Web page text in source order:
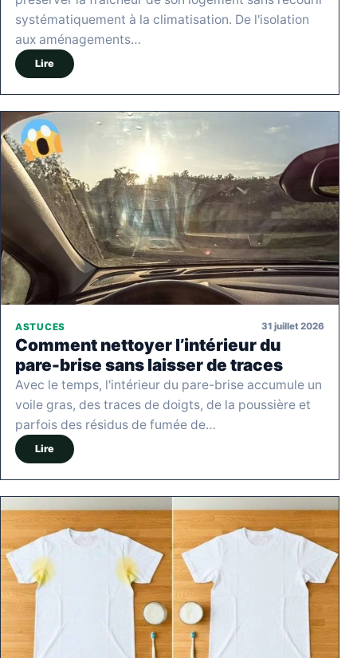
systématiquement à la climatisation. De l'isolation
aux aménagements…
Lire
ASTUCES 31 juillet 2026
Comment nettoyer l’intérieur du
pare-brise sans laisser de traces
Avec le temps, l'intérieur du pare-brise accumule un
voile gras, des traces de doigts, de la poussière et
parfois des résidus de fumée de…
Lire